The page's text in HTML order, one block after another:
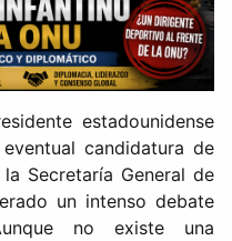
estadounidense
candidatura de
Secretaría General de
un intenso debate
no existe una